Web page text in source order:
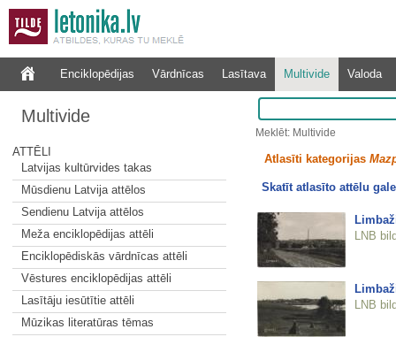
Enciklopēdijas Vārdnīcas Lasītava Multivide Valoda
Multivide
ATTĒLI
Latvijas kultūrvides takas
Mūsdienu Latvija attēlos
Sendienu Latvija attēlos
Meža enciklopēdijas attēli
Enciklopēdiskās vārdnīcas attēli
Vēstures enciklopēdijas attēli
Lasītāju iesūtītie attēli
Mūzikas literatūras tēmas
Meklēt: Multivide
Atlasīti kategorijas
Skatīt atlasīto attēlu
LNB
LNB